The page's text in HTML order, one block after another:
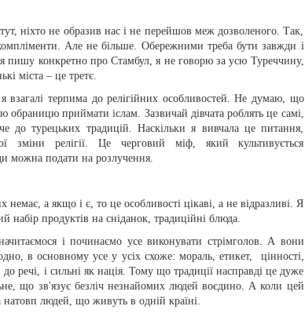
ніхто не образив нас і не перейшов меж дозволеного. Так,
Але не більше. Обережними треба бути завжди і
пишу конкретно про Стамбул, я не говорю за усю Туреччину,
міста – це третє.
взагалі терпима до релігійних особливостей. Не думаю, що
приймати іслам. Зазвичай дівчата роблять це самі,
до турецьких традицій. Наскільки я вивчала це питання,
зміни релігії. Це черговий міф, який культивується
можна подати на розлучення.
а якщо і є, то це особливості цікаві, а не відразливі. Я
набір продуктів на сніданок, традиційні блюда.
і починаємо усе виконувати стрімголов. А вони
в основному усе у усіх схоже: мораль, етикет, цінності,
речі, і сильні як нація. Тому що традиції насправді це дуже
що зв'язує безліч незнайомих людей воєдино. А коли цей
людей, що живуть в одній країні.